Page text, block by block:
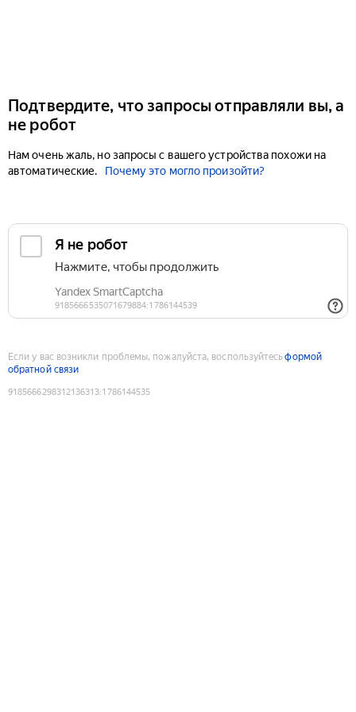
Подтвердите, что запросы отправляли вы, а
не робот
Нам очень жаль, но запросы с вашего устройства похожи на
автоматические.
Почему это могло произойти?
Если у вас возникли проблемы, пожалуйста, воспользуйтесьформой
обратной связи
9185666298312136313:1786144535